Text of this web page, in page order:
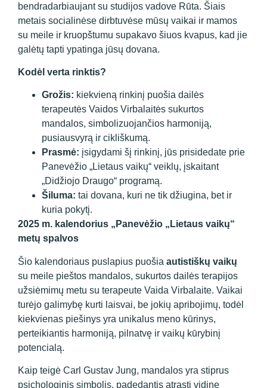
bendradarbiaujant su studijos vadove Rūta. Šiais
metais socialinėse dirbtuvėse mūsų vaikai ir mamos
su meile ir kruopštumu supakavo šiuos kvapus, kad jie
galėtų tapti ypatinga jūsų dovana.
Kodėl verta rinktis?
Grožis: kiekvieną rinkinį puošia dailės
terapeutės Vaidos Virbalaitės sukurtos
mandalos, simbolizuojančios harmoniją,
pusiausvyrą ir cikliškumą.
Prasmė: įsigydami šį rinkinį, jūs prisidedate prie
Panevėžio „Lietaus vaikų“ veiklų, įskaitant
„Didžiojo Draugo“ programą.
Šiluma: tai dovana, kuri ne tik džiugina, bet ir
kuria pokytį.
2025 m. kalendorius „Panevėžio „Lietaus vaikų“
metų spalvos
Šio kalendoriaus puslapius puošia autistiškų vaikų
su meile pieštos mandalos, sukurtos dailės terapijos
užsiėmimų metu su terapeute Vaida Virbalaite. Vaikai
turėjo galimybę kurti laisvai, be jokių apribojimų, todėl
kiekvienas piešinys yra unikalus meno kūrinys,
perteikiantis harmoniją, pilnatvę ir vaikų kūrybinį
potencialą.
Kaip teigė Carl Gustav Jung, mandalos yra stiprus
psichologinis simbolis, padedantis atrasti vidinę